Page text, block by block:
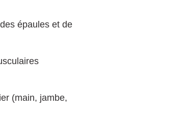
épaules et de
(main, jambe,